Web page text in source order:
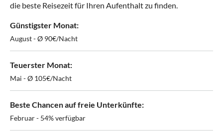
die beste Reisezeit für Ihren Aufenthalt zu finden.
Günstigster Monat:
August - Ø 90€/Nacht
Teuerster Monat:
Mai - Ø 105€/Nacht
Beste Chancen auf freie Unterkünfte:
Februar - 54% verfügbar